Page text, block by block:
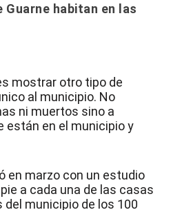
habitan en las
mostrar otro tipo de
al municipio. No
ni muertos sino a
están en el municipio y
en marzo con un estudio
a cada una de las casas
del municipio de los 100